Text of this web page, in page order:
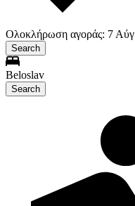
Ολοκλήρωση αγοράς: 7 Αύγ
Search
Beloslav
Search